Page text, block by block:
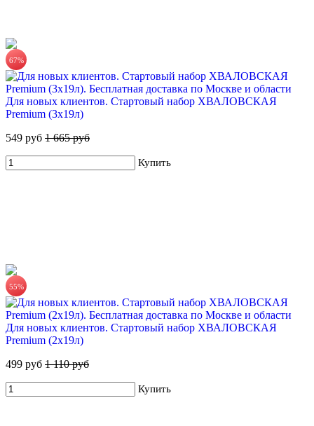
ХВАЛОВСКАЯ Premium природная питьевая вода 18,9л
555 руб.
CRISTELLE питьевая природная вода без газа 6х0,75л стекло
153.00 руб/шт
Купить
67%
Для новых клиентов. Стартовый набор ХВАЛОВСКАЯ
Premium (3х19л)
549 руб 1 665 руб
Купить
55%
Для новых клиентов. Стартовый набор ХВАЛОВСКАЯ
Premium (2х19л)
499 руб 1 110 руб
Купить